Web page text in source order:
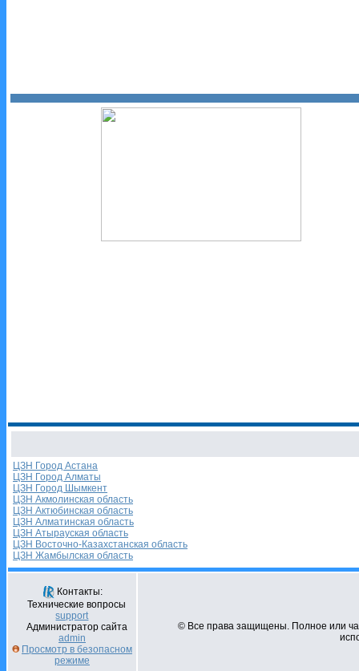
ЦЗН Город Астана
ЦЗН Город Алматы
ЦЗН Город Шымкент
ЦЗН Акмолинская область
ЦЗН Актюбинская область
ЦЗН Алматинская область
ЦЗН Атырауская область
ЦЗН Восточно-Казахстанская область
ЦЗН Жамбылская область
Контакты:
Технические вопросы
support
Администратор сайта
admin
Просмотр в безопасном
режиме
© Все права защищены. Полное или